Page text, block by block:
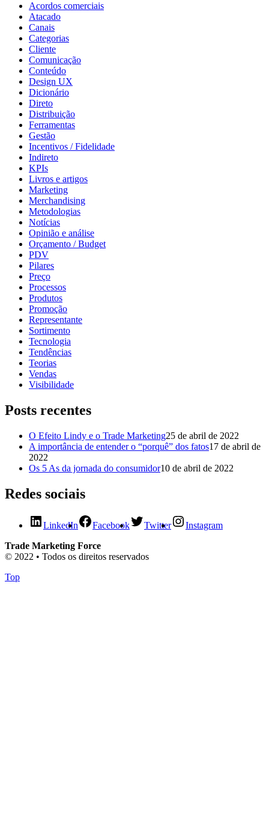
Acordos comerciais
Atacado
Canais
Categorias
Cliente
Comunicação
Conteúdo
Design UX
Dicionário
Direto
Distribuição
Ferramentas
Gestão
Incentivos / Fidelidade
Indireto
KPIs
Livros e artigos
Marketing
Merchandising
Metodologias
Notícias
Opinião e análise
Orçamento / Budget
PDV
Pilares
Preço
Processos
Produtos
Promoção
Representante
Sortimento
Tecnologia
Tendências
Teorias
Vendas
Visibilidade
Posts recentes
O Efeito Lindy e o Trade Marketing25 de abril de 2022
A importância de entender o “porquê” dos fatos17 de abril de
2022
Os 5 As da jornada do consumidor10 de abril de 2022
Redes sociais
LinkedIn Facebook Twitter
Instagram
Trade Marketing Force
© 2022 • Todos os direitos reservados
Top